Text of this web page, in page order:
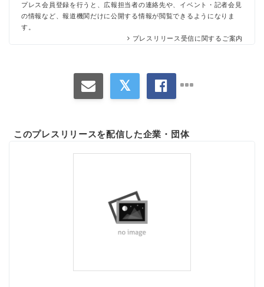
プレス会員登録を行うと、広報担当者の連絡先や、イベント・記者会見
の情報など、報道機関だけに公開する情報が閲覧できるようになりま
す。
プレスリリース受信に関するご案内
このプレスリリースを配信した企業・団体